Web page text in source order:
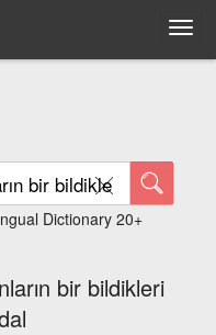
Dictionary 20+
bir bildikleri